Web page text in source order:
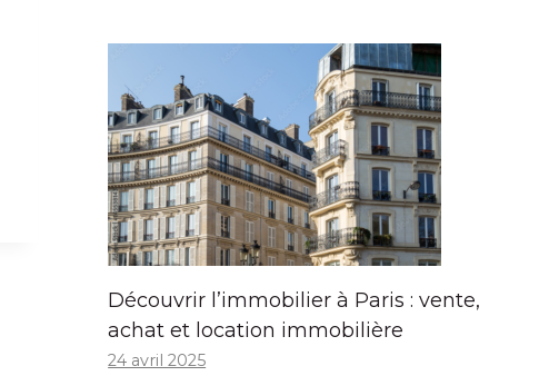
Découvrir l’immobilier à Paris : vente,
achat et location immobilière
24 avril 2025